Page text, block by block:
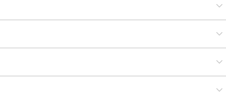
ジュエリー・アクセサリー
メガネ・アイウェア